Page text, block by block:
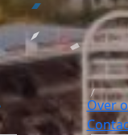
Over